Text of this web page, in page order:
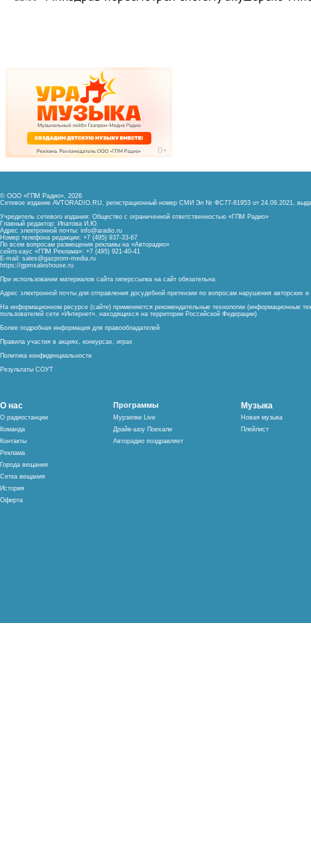
© ООО «ГПМ Радио», 2026
Сетевое издание AVTORADIO.RU, регистрационный номер СМИ Эл № ФС77-81953 от 24.09.2021,
Учредитель сетевого издания: Общество с ограниченной ответственностью «ГПМ Радио»
Главный редактор: Ипатова И.Ю.
Адрес электронной почты: info@aradio.ru
Номер телефона редакции: +7 (495) 937-33-67
По всем вопросам размещения рекламы на «Авторадио»
сейлз-хаус «ГПМ Реклама»: +7 (495) 921-40-41
E-mail: sales@gazprom-media.ru
https://gpmsaleshouse.ru
При использовании материалов сайта гиперссылка на сайт обязательна
Адрес электронной почты для отправления досудебной претензии по вопросам нарушения авторских
На информационном ресурсе (сайте) применяются рекомендательные технологии (информационные
пользователей сети «Интернет», находящихся на территории Российской Федерации)
Более подробная информация для правообладателей
Правила участия в акциях, конкурсах, играх
Политика конфиденциальности
Результаты СОУТ
О нас
О радиостанции
Команда
Контакты
Реклама
Города вещания
Сетка вещания
История
Оферта
Программы
Мурзилки Live
Драйв-шоу Поехали
Авторадио поздравляет
Музыка
Новая музыка
Плейлист